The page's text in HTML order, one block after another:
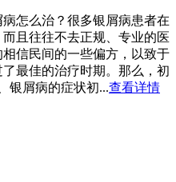
怎么治？很多银屑病患者在
且往往不去正规、专业的医
信民间的一些偏方，以致于
最佳的治疗时期。那么，初
银屑病的症状初...查看详情